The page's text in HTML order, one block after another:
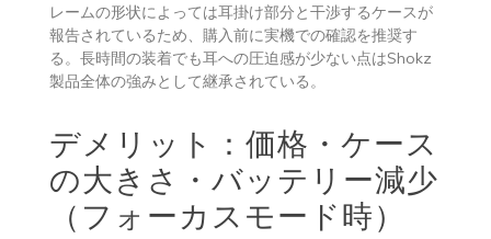
レームの形状によっては耳掛け部分と干渉するケースが
報告されているため、購入前に実機での確認を推奨す
る。長時間の装着でも耳への圧迫感が少ない点はShokz
製品全体の強みとして継承されている。
デメリット：価格・ケース
の大きさ・バッテリー減少
（フォーカスモード時）